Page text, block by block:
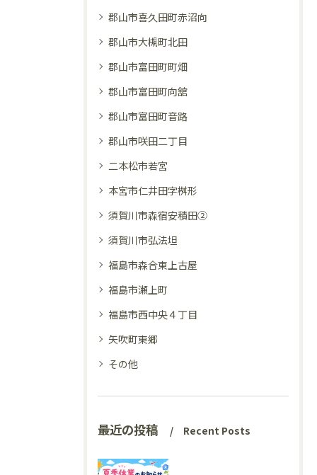
郡山市喜久田町赤沼向
郡山市大槻町北田
郡山市富田町町畑
郡山市富田町向舘
郡山市富田町音路
郡山市咲田二丁目
二本松市若宮
本宮市仁井田字桝形
須賀川市森宿安積田②
須賀川市弘法坦
福島市森合東上古屋
福島市瀬上町
福島市西中央４丁目
矢吹町東郷
その他
最近の投稿 Recent Posts